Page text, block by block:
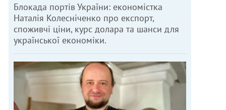
Блокада портів України: економістка
Наталія Колесніченко про експорт,
споживчі ціни, курс долара та шанси для
української економіки.